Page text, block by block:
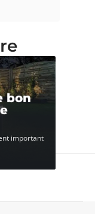
bon
important